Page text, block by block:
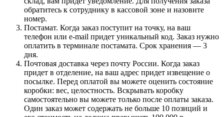
обратитесь к сотруднику в кассовой зоне и назовите
номер.
Постамат. Когда заказ поступит на точку, на ваш
телефон или e-mail придет уникальный код. Заказ нужно
оплатить в терминале постамата. Срок хранения — 3
дня.
Почтовая доставка через почту России. Когда заказ
придет в отделение, на ваш адрес придет извещение о
посылке. Перед оплатой вы можете оценить состояние
коробки: вес, целостность. Вскрывать коробку
самостоятельно вы можете только после оплаты заказа.
Один заказ может содержать не больше 10 позиций и